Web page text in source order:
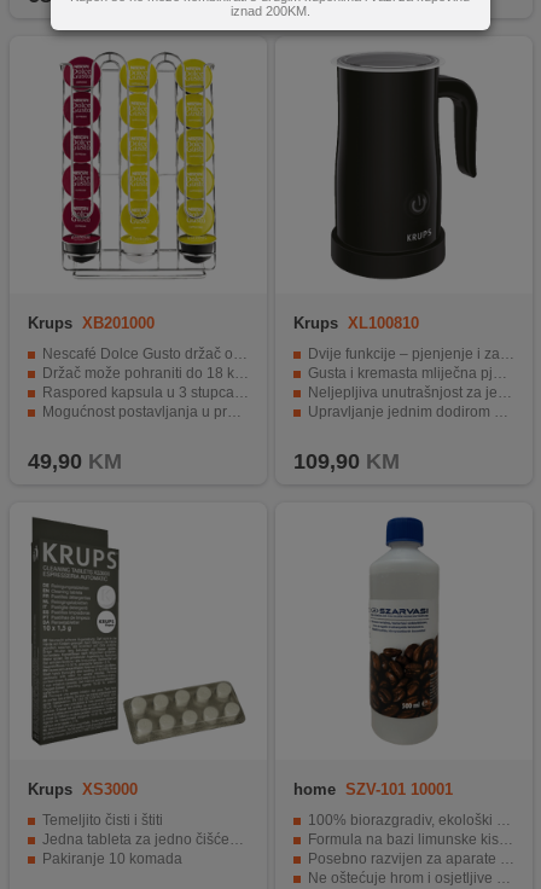
iznad 200KM.
Krups XB201000
Nescafé Dolce Gusto držač od nehrđajućeg čelika
Držač može pohraniti do 18 kapsula
Raspored kapsula u 3 stupca za lakši pregled
Mogućnost postavljanja u prostoru ili obješenja na zid
49,90 KM
Krups XL100810
Dvije funkcije – pjenjenje i zagrijavanje mlijeka
Gusta i kremasta mliječna pjena za cappuccino i latte
Neljepljiva unutrašnjost za jednostavno čišćenje
Upravljanje jednim dodirom za brzu pripremu napitaka
109,90 KM
Krups XS3000
Temeljito čisti i štiti
Jedna tableta za jedno čišćenje
Pakiranje 10 komada
home SZV-101 10001
100% biorazgradiv, ekološki prihvatljiv sastav
Formula na bazi limunske kiseline – učinkovita, a nježna
Posebno razvijen za aparate za kafu, za dug vijek trajanja
Ne oštećuje hrom i osjetljive površine